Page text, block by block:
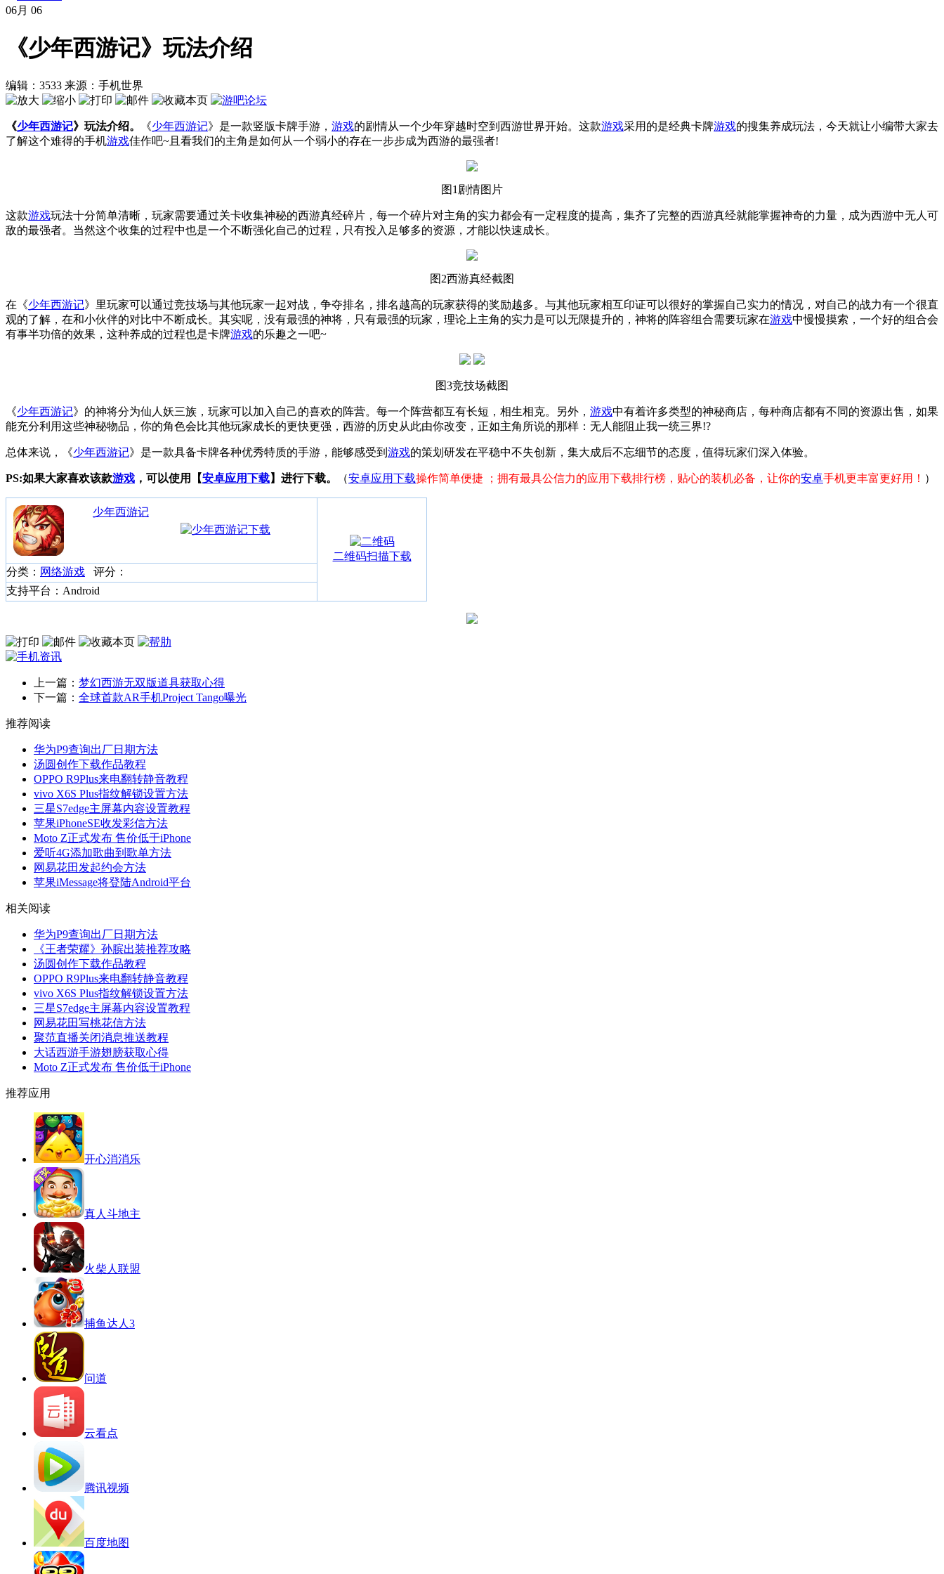
06月 06
《少年西游记》玩法介绍
编辑：3533 来源：手机世界
《少年西游记》玩法介绍。 《少年西游记》是一款竖版卡牌手游， 游戏的剧情从一个少年穿越时空到西游世界开始。这款游戏采用的是经典卡牌游戏的搜集养成玩法，今天就让小编带大家去
了解这个难得的手机游戏佳作吧~且看我们的主角是如何从一个弱小的存在一步步成为西游的最强者!
图1剧情图片
这款游戏玩法十分简单清晰，玩家需要通过关卡收集神秘的西游真经碎片，每一个碎片对主角的实力都会有一定程度的提高，集齐了完整的西游真经就能掌握神奇的力量，成为西游中无人可
敌的最强者。当然这个收集的过程中也是一个不断强化自己的过程，只有投入足够多的资源，才能以快速成长。
图2西游真经截图
在《少年西游记》里玩家可以通过竞技场与其他玩家一起对战，争夺排名，排名越高的玩家获得的奖励越多。与其他玩家相互印证可以很好的掌握自己实力的情况，对自己的战力有一个很直
观的了解，在和小伙伴的对比中不断成长。其实呢，没有最强的神将，只有最强的玩家，理论上主角的实力是可以无限提升的，神将的阵容组合需要玩家在游戏中慢慢摸索，一个好的组合会
有事半功倍的效果，这种养成的过程也是卡牌游戏的乐趣之一吧~
图3竞技场截图
《少年西游记》的神将分为仙人妖三族，玩家可以加入自己的喜欢的阵营。每一个阵营都互有长短，相生相克。另外， 游戏中有着许多类型的神秘商店，每种商店都有不同的资源出售，如果
能充分利用这些神秘物品，你的角色会比其他玩家成长的更快更强，西游的历史从此由你改变，正如主角所说的那样：无人能阻止我一统三界!?
总体来说，《少年西游记》是一款具备卡牌各种优秀特质的手游，能够感受到 游戏的策划研发在平稳中不失创新，集大成后不忘细节的态度，值得玩家们深入体验。
PS:如果大家喜欢该款游戏 ，可以使用【安卓应用下载】进行下载。 （安卓应用下载操作简单便捷 ；拥有最具公信力的应用下载排行榜，贴心的装机必备，让你的安卓手机更丰富更好用！ ）
少年西游记
二维码扫描下载
分类： 网络游戏 评分：
支持平台：Android
上一篇： 梦幻西游无双版道具获取心得
下一篇： 全球首款AR手机Project Tango曝光
推荐阅读
华为P9查询出厂日期方法
汤圆创作下载作品教程
OPPO R9Plus来电翻转静音教程
vivo X6S Plus指纹解锁设置方法
三星S7edge主屏幕内容设置教程
苹果iPhoneSE收发彩信方法
Moto Z正式发布 售价低于iPhone
爱听4G添加歌曲到歌单方法
网易花田发起约会方法
苹果iMessage将登陆Android平台
相关阅读
华为P9查询出厂日期方法
《王者荣耀》孙膑出装推荐攻略
汤圆创作下载作品教程
OPPO R9Plus来电翻转静音教程
vivo X6S Plus指纹解锁设置方法
三星S7edge主屏幕内容设置教程
网易花田写桃花信方法
聚范直播关闭消息推送教程
大话西游手游翅膀获取心得
Moto Z正式发布 售价低于iPhone
推荐应用
开心消消乐
真人斗地主
火柴人联盟
捕鱼达人3
问道
云看点
腾讯视频
百度地图